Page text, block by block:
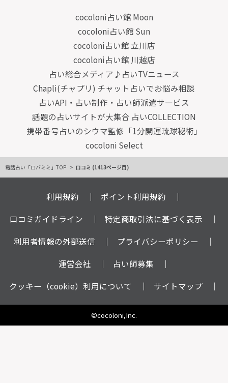
cocoloni占い館 Moon
cocoloni占い館 Sun
cocoloni占い館 立川店
cocoloni占い館 川越店
占い総合メディア♪占いTVニュース
Chapli(チャプリ) チャット占いでお悩み相談
占いAPI・占い制作・占い師派遣サ―ビス
話題の占いサイトが大集合 占いCOLLECTION
携帯番号占いのシウマ監修「1分開運琉球秘術」
cocoloni Select
電話占い「ロバミミ」TOP 口コミ (1413ページ目)
利用規約
ポイント利用規約
口コミガイドライン
特定商取引法に基づく表示
利用者情報の外部送信
プライバシーポリシー
運営会社
占い師募集
クッキー（cookie）利用について
サイトマップ
©cocoloni,Inc.